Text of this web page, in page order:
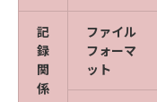
記
録
関
係
ファイル
フォーマ
ット